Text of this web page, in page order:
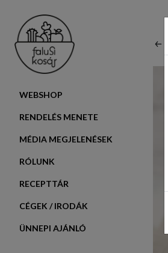
WEBSHOP
RENDELÉS MENETE
MÉDIA MEGJELENÉSEK
RÓLUNK
RECEPTTÁR
CÉGEK / IRODÁK
ÜNNEPI AJÁNLÓ